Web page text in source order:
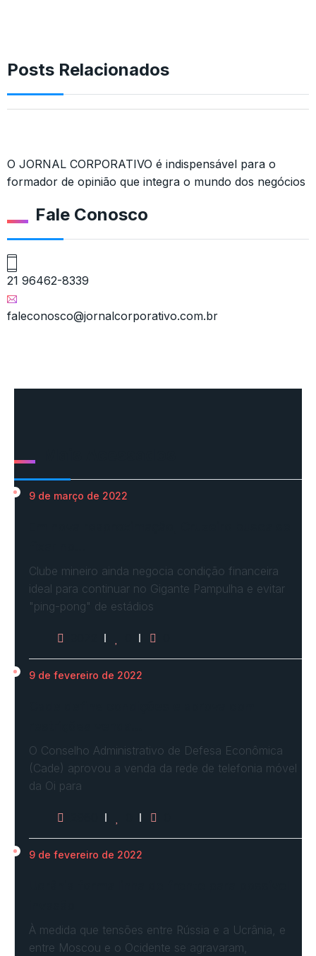
Posts Relacionados
O JORNAL CORPORATIVO é indispensável para o
formador de opinião que integra o mundo dos negócios
Fale Conosco
21 96462-8339
faleconosco@jornalcorporativo.com.br
9 de março de 2022
Clube mineiro ainda negocia condição financeira
ideal para continuar no Gigante Pampulha e evitar
"ping-pong" de estádios
9 de fevereiro de 2022
O Conselho Administrativo de Defesa Econômica
(Cade) aprovou a venda da rede de telefonia móvel
da Oi para
9 de fevereiro de 2022
À medida que tensões entre Rússia e a Ucrânia, e
entre Moscou e o Ocidente se agravaram,